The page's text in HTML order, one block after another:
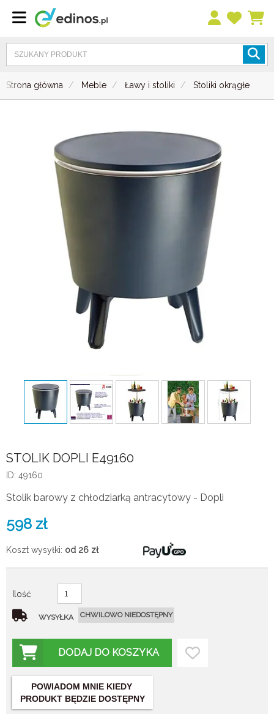
Strona główna Meble Ławy i stoliki Stoliki okrągłe
STOLIK DOPLI E49160
ID: 49160
Stolik barowy z chłodziarką antracytowy - Dopli
598 zł
Koszt wysyłki: od 26 zł
Ilość
WYSYŁKA CHWILOWO NIEDOSTĘPNY
DODAJ DO KOSZYKA
POWIADOM MNIE KIEDY
PRODUKT BĘDZIE DOSTĘPNY